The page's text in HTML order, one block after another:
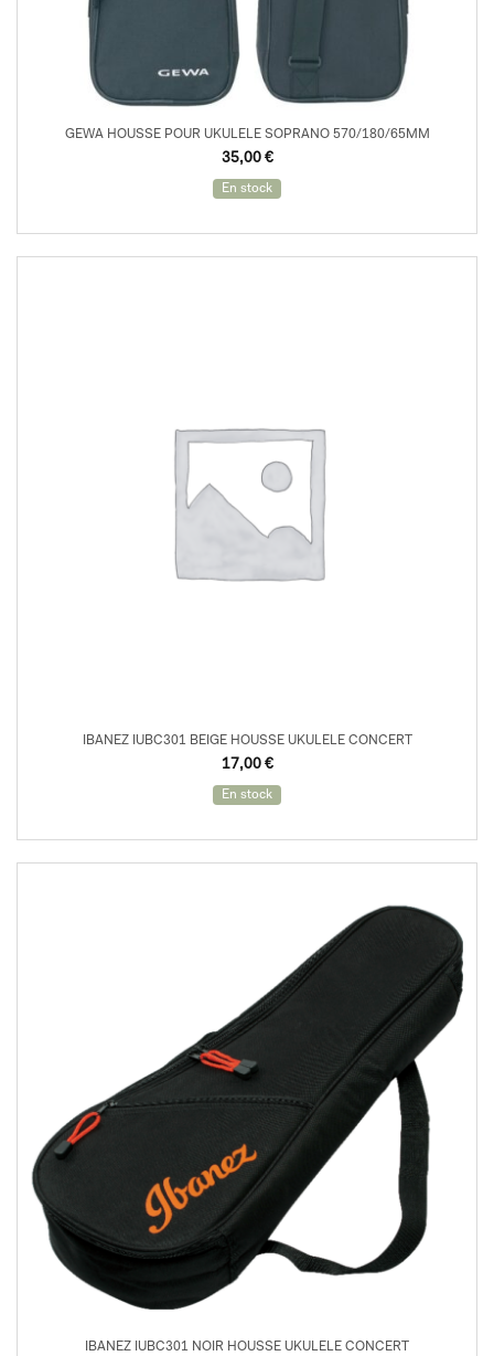
GEWA HOUSSE POUR UKULELE SOPRANO 570/180/65MM
35,00 €
En stock
IBANEZ IUBC301 BEIGE HOUSSE UKULELE CONCERT
17,00 €
En stock
IBANEZ IUBC301 NOIR HOUSSE UKULELE CONCERT